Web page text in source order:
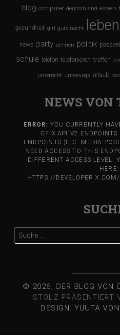
blog computer deutschland essen
gesundheit girl gute nacht leben
news party pennen politik
schule telefon telefonieren treffen
unterricht unterwegs urlaub
NEWS VON
ERROR: YOU CURRENTLY
OF X API V2 ENDPOINTS
ENDPOINTS (E.G. MEDIA
NEED ACCESS TO THIS
DIFFERENT ACCESS LEVEL.
HERE:
HTTPS://
© 2026, DER BLOG VON
STOLZ PRÄSENTIERT
DESIGN: YUUTA VON